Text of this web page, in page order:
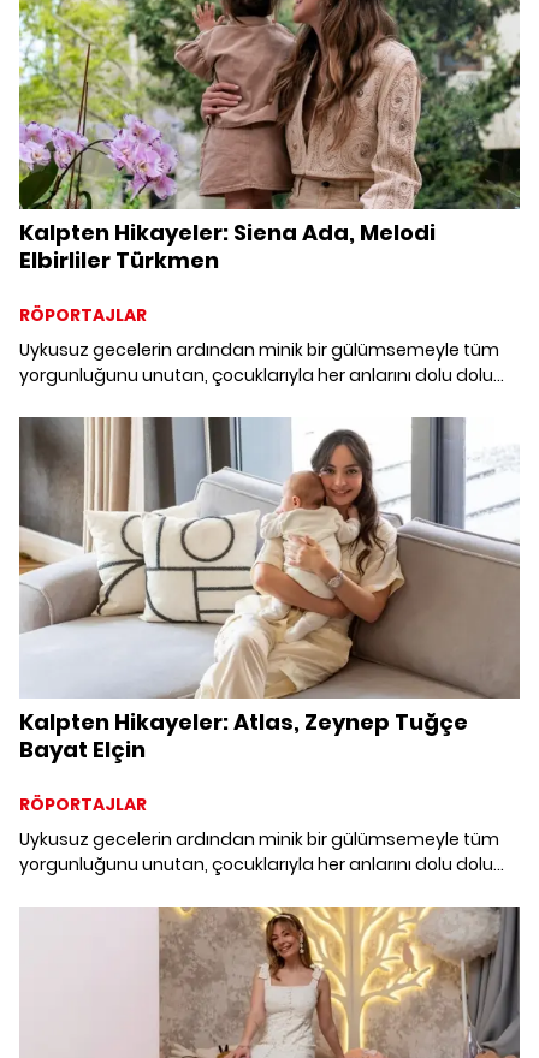
Kalpten Hikayeler: Siena Ada, Melodi
Elbirliler Türkmen
RÖPORTAJLAR
Uykusuz gecelerin ardından minik bir gülümsemeyle tüm
yorgunluğunu unutan, çocuklarıyla her anlarını dolu dolu
deneyimi olarak tanımlayan annelerin “iyi ki” dedikleri
hikayeleriyle buluşmaya hazır mısınız?
Kalpten Hikayeler: Atlas, Zeynep Tuğçe
Bayat Elçin
RÖPORTAJLAR
Uykusuz gecelerin ardından minik bir gülümsemeyle tüm
yorgunluğunu unutan, çocuklarıyla her anlarını dolu dolu
deneyimi olarak tanımlayan annelerin “iyi ki” dedikleri
hikayeleriyle buluşmaya hazır mısınız?